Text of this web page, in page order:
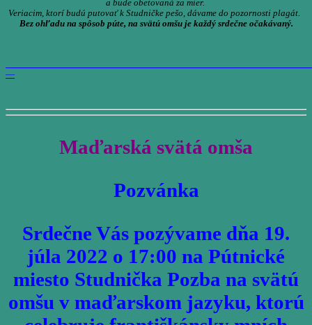
a bude obetovaná za mier.
Veriacim, ktorí budú putovať k Studničke pešo, dávame do pozornosti plagát.
Bez ohľadu na spôsob púte, na svätú omšu je každý srdečne očakávaný.
—
Maďarská svätá omša
Pozvánka
Srdečne Vás pozývame dňa 19.
júla 2022 o 17:00 na Pútnické
miesto Studnička Pozba na svätú
omšu v maďarskom jazyku, ktorú